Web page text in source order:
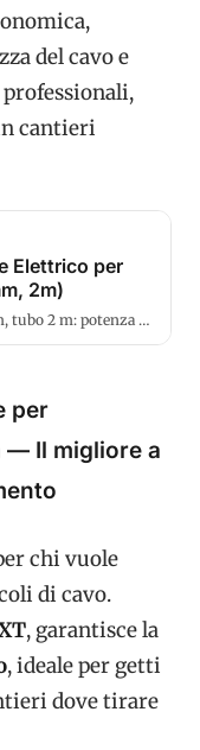
del cavo e
cantieri
Elettrico per
2m)
tubo 2 m: potenza e
per
— Il migliore a
chi vuole
di cavo.
, garantisce la
, ideale per getti
dove tirare